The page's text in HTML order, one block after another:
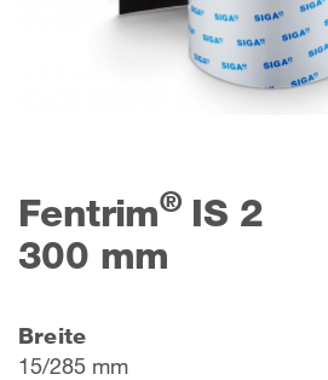
Fentrim®IS 2
300 mm
Breite
15/285 mm